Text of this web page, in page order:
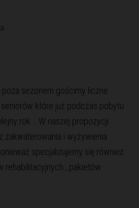
sezonem gościmy liczne
które już podczas pobytu
rok . W naszej propozycji
zakwaterowania i wyżywienia
specjalizujemy się również
rehabilitacyjnych , pakietów